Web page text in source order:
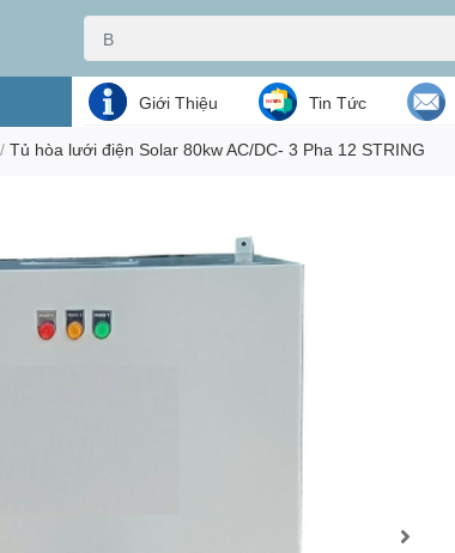
Giới Thiệu Tin Tức
/ Tủ hòa lưới điện Solar 80kw AC/DC- 3 Pha 12 STRING